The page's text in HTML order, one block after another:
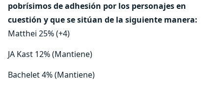
pobrísimos de adhesión por los personajes en
cuestión y que se sitúan de la siguiente manera:
Matthei 25% (+4)
JA Kast 12% (Mantiene)
Bachelet 4% (Mantiene)